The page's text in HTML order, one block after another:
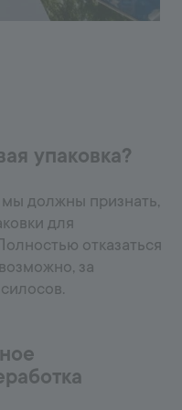
упаковка?
должны признать,
для
отказаться
за